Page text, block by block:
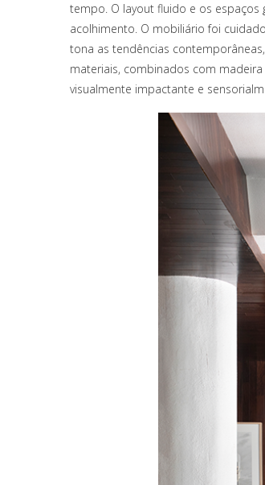
tempo. O layout fluido e os
acolhimento. O mobiliário foi
tona as tendências
materiais, combinados com
visualmente impactante e